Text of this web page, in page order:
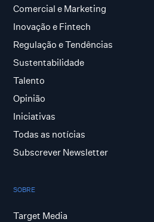
Comercial e Marketing
Inovação e Fintech
Regulação e Tendências
Sustentabilidade
Talento
Opinião
Iniciativas
Todas as notícias
Subscrever Newsletter
SOBRE
Target Media